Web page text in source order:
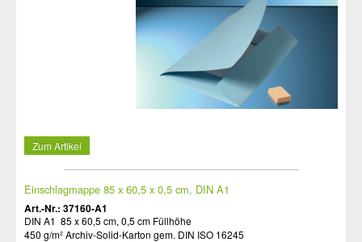
Zum Artikel
Einschlagmappe 85 x 60,5 x 0,5 cm, DIN A1
Art.-Nr.: 37160-A1
DIN A1 85 x 60,5 cm, 0,5 cm Füllhöhe
450 g/m² Archiv-Solid-Karton gem. DIN ISO 16245